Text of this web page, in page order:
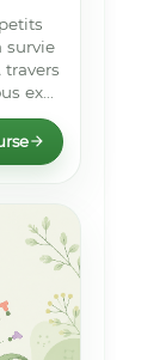
survie
ex...